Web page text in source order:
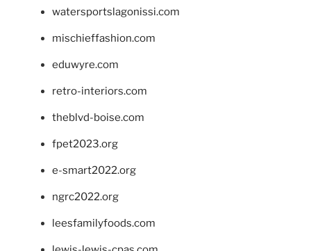
watersportslagonissi.com
mischieffashion.com
eduwyre.com
retro-interiors.com
theblvd-boise.com
fpet2023.org
e-smart2022.org
ngrc2022.org
leesfamilyfoods.com